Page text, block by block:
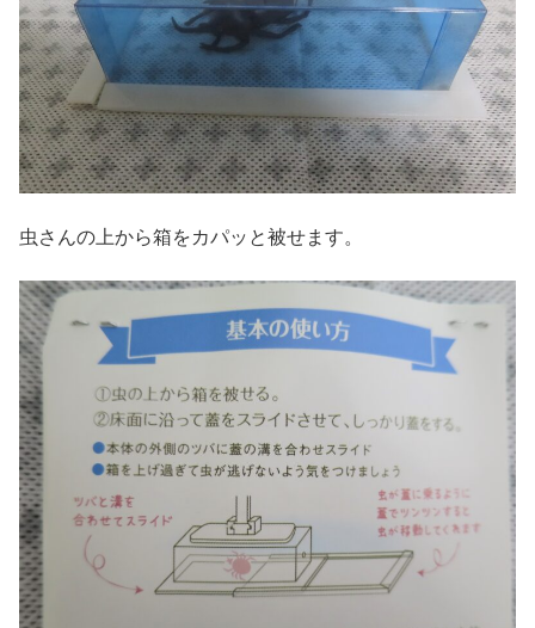
虫さんの上から箱をカパッと被せます。